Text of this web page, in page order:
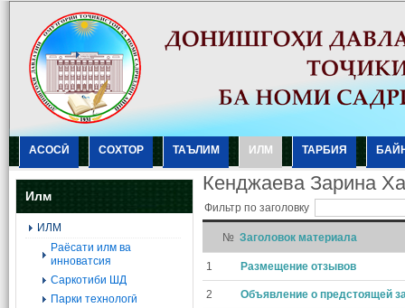
АСОСӢ СОХТОР ТАЪЛИМ ИЛМ ТАРБИЯ
Илм
ИЛМ
Раёсати илм ва
инноватсия
Саркотиби ШД
Парки технологӣ
Кенджаева Зарина
Фильтр по заголовку
№ Заголовок материала
1 Размещение отзывов
2 Объявление о предстоящей